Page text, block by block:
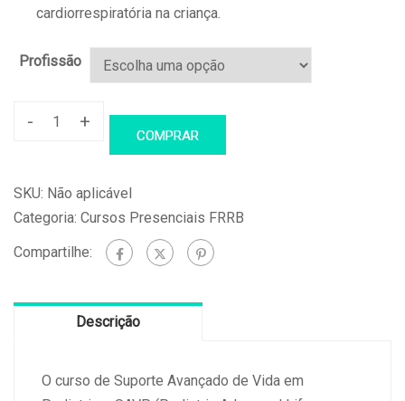
cardiorrespiratória na criança.
Profissão
-
PALS
Avançado
Vida
Pediatria
(12
13/02/2026)
+
COMPRAR
SKU: Não aplicável
Categoria: Cursos Presenciais FRRB
Compartilhe:
Descrição
O curso de Suporte Avançado de Vida em